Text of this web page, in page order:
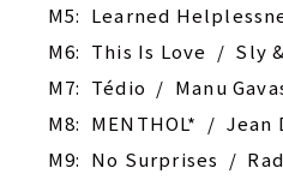
M5: Learned
M6: This Is Love / Sly
M7: Tédio / Manu
M8: MENTHOL* / Jean
M9: No Surprises /